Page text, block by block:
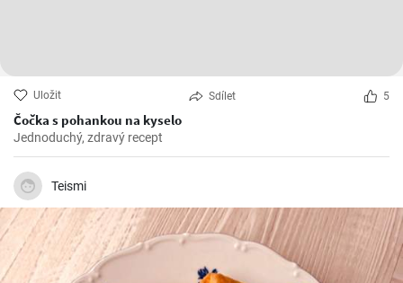
Uložit Sdílet 5
Čočka s pohankou na kyselo
Jednoduchý, zdravý recept
Teismi